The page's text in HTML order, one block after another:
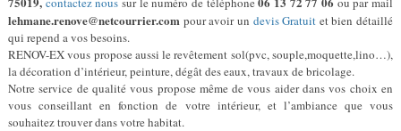
lehmane.renove@netcourrier.com pour avoir un devis Gratuit et bien détaillé
qui repend a vos besoins.
RENOV-EX vous propose aussi le revêtement sol(pvc, souple,moquette,lino…),
la décoration d’intérieur, peinture, dégât des eaux, travaux de bricolage.
Notre service de qualité vous propose même de vous aider dans vos choix en
vous conseillant en fonction de votre intérieur, et l’ambiance que vous
souhaitez trouver dans votre habitat.